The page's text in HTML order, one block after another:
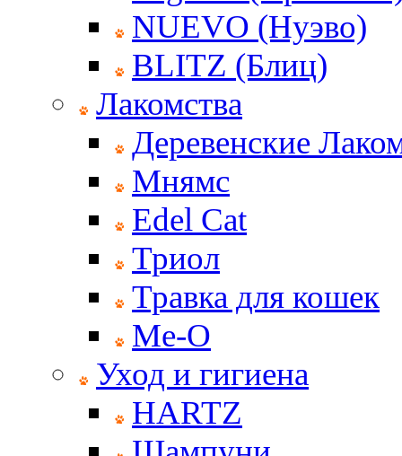
NUEVO (Нуэво)
BLITZ (Блиц)
Лакомства
Деревенские
Мнямс
Edel Cat
Триол
Травка для кошек
Ме-О
Уход и гигиена
HARTZ